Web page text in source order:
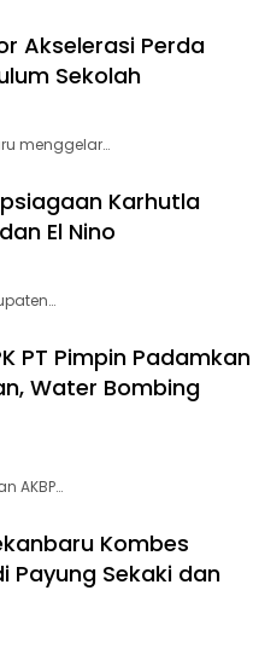
Akselerasi Perda
Sekolah
menggelar…
Karhutla
El Nino
PT Pimpin Padamkan
Water Bombing
AKBP…
Kombes
Payung Sekaki dan